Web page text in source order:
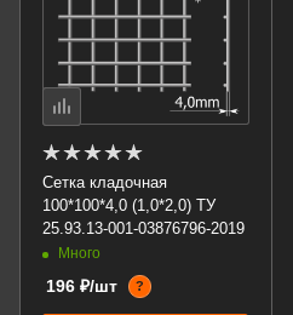
Сетка кладочная
100*100*4,0 (1,0*2,0) ТУ
25.93.13-001-03876796-2019
Много
196 ₽/шт ?